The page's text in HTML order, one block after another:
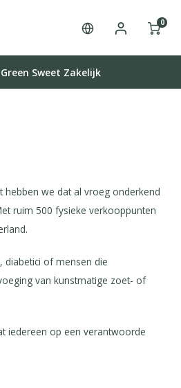
0
Green Sweet Zakelijk
hebben we dat al vroeg onderkend
ruim 500 fysieke verkooppunten
diabetici of mensen die
van kunstmatige zoet- of
iedereen op een verantwoorde